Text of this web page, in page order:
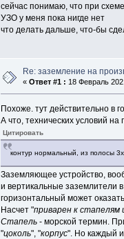
сейчас понимаю, что при
УЗО у меня пока нигде нет
что делать дальше, что-бы
Re: заземление на
« Ответ #1 : 18 Февраль
Похоже. тут действительно в
А что, технических условий
Цитировать
контур нормальный, из полосы
Заземляющее устройство,
и вертикальные заземлители
горизонтальный может
Насчет "приварен к
Стапель - морской термин.
"цоколь", "корпус". Но каждый